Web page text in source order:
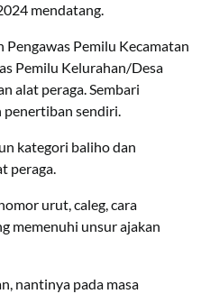
mendatang.
Pemilu Kecamatan
Pemilu Kelurahan/Desa
alat peraga. Sembari
penertiban sendiri.
kategori baliho dan
peraga.
urut, caleg, cara
memenuhi unsur ajakan
nantinya pada masa